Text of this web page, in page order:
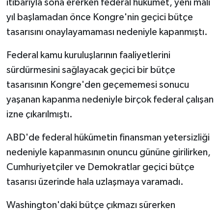
itibarıyla sona ererken federal hükümet, yeni mali
yıl başlamadan önce Kongre'nin geçici bütçe
tasarısını onaylayamaması nedeniyle kapanmıştı.
Federal kamu kuruluşlarının faaliyetlerini
sürdürmesini sağlayacak geçici bir bütçe
tasarısının Kongre'den geçememesi sonucu
yaşanan kapanma nedeniyle birçok federal çalışan
izne çıkarılmıştı.
ABD'de federal hükümetin finansman yetersizliği
nedeniyle kapanmasının onuncu gününe girilirken,
Cumhuriyetçiler ve Demokratlar geçici bütçe
tasarısı üzerinde hala uzlaşmaya varamadı.
Washington'daki bütçe çıkmazı sürerken